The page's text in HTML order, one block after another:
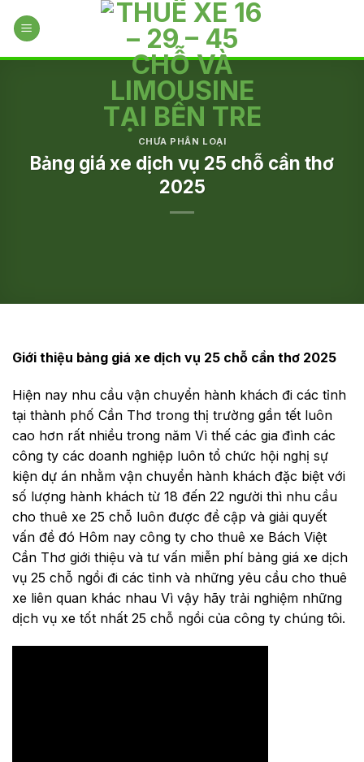
CHƯA PHÂN LOẠI
Bảng giá xe dịch vụ 25 chỗ cần thơ
2025
Giới thiệu bảng giá xe dịch vụ 25 chỗ cần thơ 2025
Hiện nay nhu cầu vận chuyển hành khách đi các tỉnh
tại thành phố Cần Thơ trong thị trường gần tết luôn
cao hơn rất nhiều trong năm Vì thế các gia đình các
công ty các doanh nghiệp luôn tổ chức hội nghị sự
kiện dự án nhằm vận chuyển hành khách đặc biệt với
số lượng hành khách từ 18 đến 22 người thì nhu cầu
cho thuê xe 25 chỗ luôn được đề cập và giải quyết
vấn đề đó Hôm nay công ty cho thuê xe Bách Việt
Cần Thơ giới thiệu và tư vấn miễn phí bảng giá xe dịch
vụ 25 chỗ ngồi đi các tỉnh và những yêu cầu cho thuê
xe liên quan khác nhau Vì vậy hãy trải nghiệm những
dịch vụ xe tốt nhất 25 chỗ ngồi của công ty chúng tôi.